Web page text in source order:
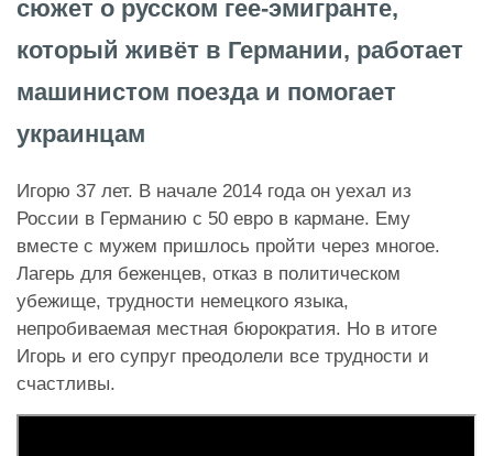
сюжет о русском гее-эмигранте,
который живёт в Германии, работает
машинистом поезда и помогает
украинцам
Игорю 37 лет. В начале 2014 года он уехал из
России в Германию с 50 евро в кармане. Ему
вместе с мужем пришлось пройти через многое.
Лагерь для беженцев, отказ в политическом
убежище, трудности немецкого языка,
непробиваемая местная бюрократия. Но в итоге
Игорь и его супруг преодолели все трудности и
счастливы.